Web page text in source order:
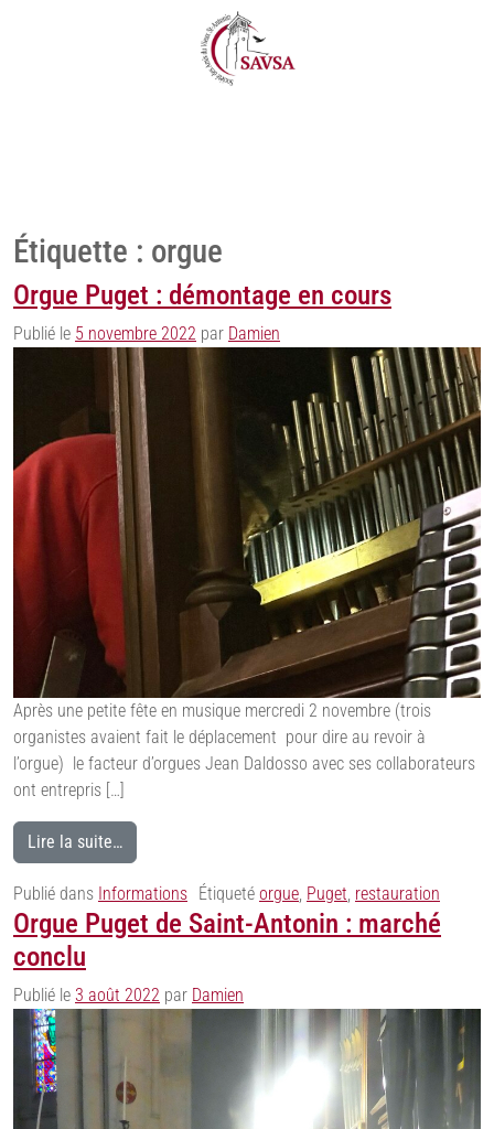
Étiquette : orgue
Orgue Puget : démontage en cours
Publié le 5 novembre 2022 par Damien
Après une petite fête en musique mercredi 2 novembre (trois
organistes avaient fait le déplacement pour dire au revoir à
l’orgue) le facteur d’orgues Jean Daldosso avec ses collaborateurs
ont entrepris […]
Lire la suite…
Publié dans Informations Étiqueté orgue, Puget, restauration
Orgue Puget de Saint-Antonin : marché
conclu
Publié le 3 août 2022 par Damien